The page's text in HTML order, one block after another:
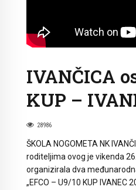
IVANČICA
KUP –
28986
ŠKOLA NOGOMETA NK
roditeljima ovog je vikenda
organizirala dva
„EFCO – U9/10 KUP IVANEC